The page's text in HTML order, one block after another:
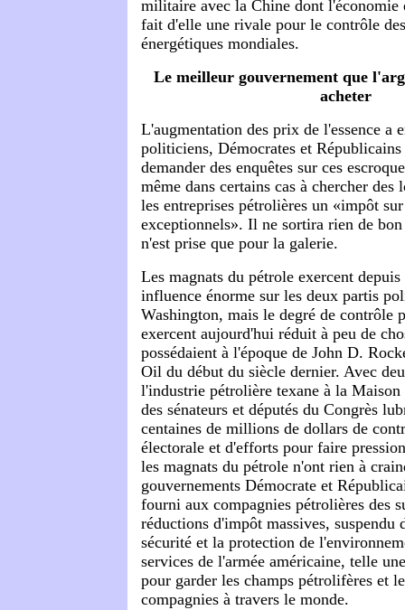
militaire avec la Chine dont l'économie
fait d'elle une rivale pour le contrôle
énergétiques mondiales.
Le meilleur gouvernement que
acheter
L'augmentation des prix de l'essence a
politiciens, Démocrates et
demander des enquêtes sur ces
même dans certains cas à chercher
les entreprises pétrolières un «impôt
exceptionnels». Il ne sortira rien de
n'est prise que pour la galerie.
Les magnats du pétrole exercent
influence énorme sur les deux partis
Washington, mais le degré de contrôle
exercent aujourd'hui réduit à peu de
possédaient à l'époque de John D.
Oil du début du siècle dernier. Avec
l'industrie pétrolière texane à la
des sénateurs et députés du Congrès
centaines de millions de dollars de
électorale et d'efforts pour faire
les magnats du pétrole n'ont rien à
gouvernements Démocrate et
fourni aux compagnies pétrolières des
réductions d'impôt massives, suspendu
sécurité et la protection de
services de l'armée américaine, telle
pour garder les champs pétrolifères et
compagnies à travers le monde.